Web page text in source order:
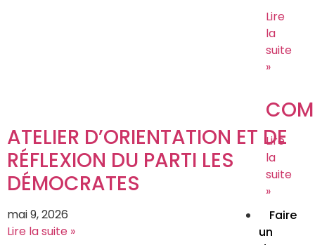
Lire
la
suite
»
Lire
la
suite
»
Faire
un
ATELIER D’ORIENTATION ET DE
RÉFLEXION DU PARTI LES
DÉMOCRATES
mai 9, 2026
Lire la suite »